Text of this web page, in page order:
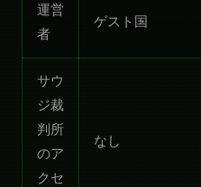
運営
者
ゲスト国
サウ
ジ裁
判所
のア
クセ
なし